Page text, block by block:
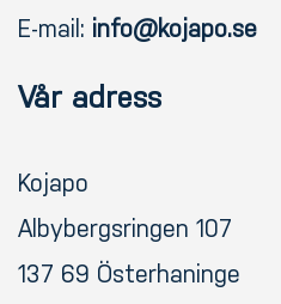
E-mail: info@kojapo.se
Vår adress
Kojapo
Albybergsringen 107
137 69 Österhaninge